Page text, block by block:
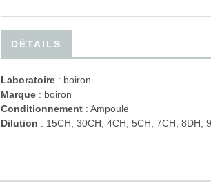
DÉTAILS
Laboratoire : boiron
Marque : boiron
Conditionnement : Ampoule
Dilution : 15CH, 30CH, 4CH, 5CH, 7CH, 8DH,